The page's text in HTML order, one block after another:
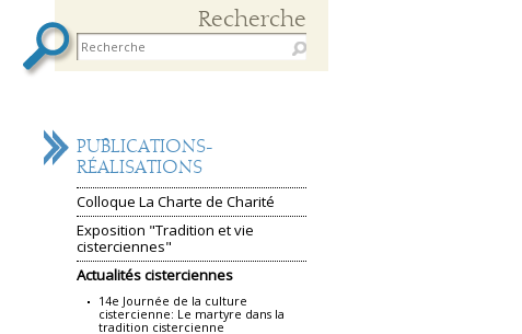
Recherche
NAVIGATION
PUBLICATIONS-
RÉALISATIONS
Colloque La Charte de Charité
Exposition "Tradition et vie
cisterciennes"
Actualités cisterciennes
14e Journée de la culture
cistercienne: Le martyre dans la
tradition cistercienne